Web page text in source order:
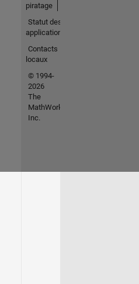
piratage
Statut des
applications
Contacts
locaux
© 1994-
2026
The
MathWorks,
Inc.